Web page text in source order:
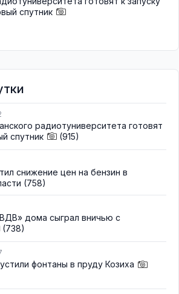
спутник
радиотуниверситета готовят
спутник
(915)
снижение цен на бензин в
(758)
дома сыграл вничью с
(738)
фонтаны в пруду Козиха